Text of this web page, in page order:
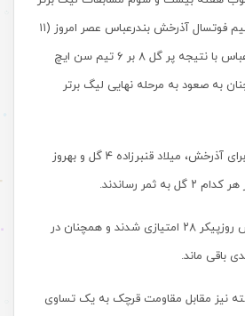
فوتسال باشگاه‌های کشور تیم فوتسال آذرخش بندرعباس عصر امروز (۱۱
دی ماه) در سالن فجر بندرعباس با نتیجه پر گل ۸ بر ۶ تیم سن ایچ
به صعود به مرحله نهایی لیگ برتر
در این دیدار پرگل و مهیج برای آذرخش، میلاد قنبرزاده ۴ گل و بهروز
ثمر رساندند.
با این نتیجه شاگردان عباس روزپیکر ۲۸ امتیازی شدند و همچنان در
باقی ماند.
نیز مقابل مقاومت قرچک به یک تساوی